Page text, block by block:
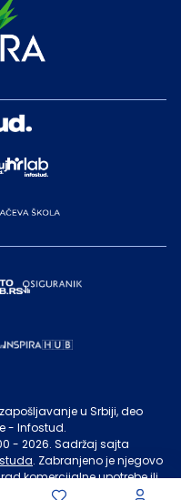
u Srbiji, deo
- Infostud.
- 2026. Sadržaj sajta
. Zabranjeno je njegovo
komercijalne upotrebe ili
sajta.